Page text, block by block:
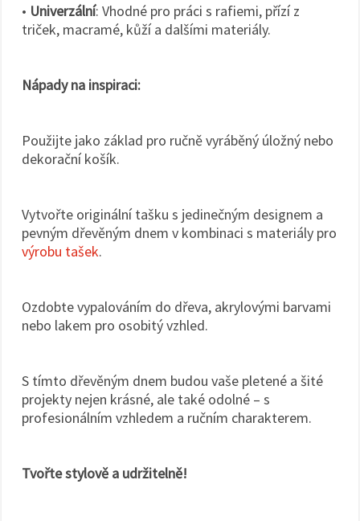
• Univerzální: Vhodné pro práci s rafiemi, přízí z
triček, macramé, kůží a dalšími materiály.
Nápady na inspiraci:
Použijte jako základ pro ručně vyráběný úložný nebo
dekorační košík.
Vytvořte originální tašku s jedinečným designem a
pevným dřevěným dnem v kombinaci s materiály pro
výrobu tašek.
Ozdobte vypalováním do dřeva, akrylovými barvami
nebo lakem pro osobitý vzhled.
S tímto dřevěným dnem budou vaše pletené a šité
projekty nejen krásné, ale také odolné – s
profesionálním vzhledem a ručním charakterem.
Tvořte stylově a udržitelně!